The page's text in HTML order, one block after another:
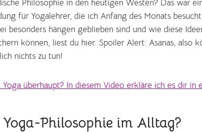
Philosophie in den heutigen Westen? Das war
für Yogalehrer, die ich Anfang des Monats
besonders hängen geblieben sind und wie diese
können, liest du hier. Spoiler Alert: Asanas, also
nichts zu tun!
überhaupt? In diesem Video erkläre ich es dir in
Philosophie im Alltag?